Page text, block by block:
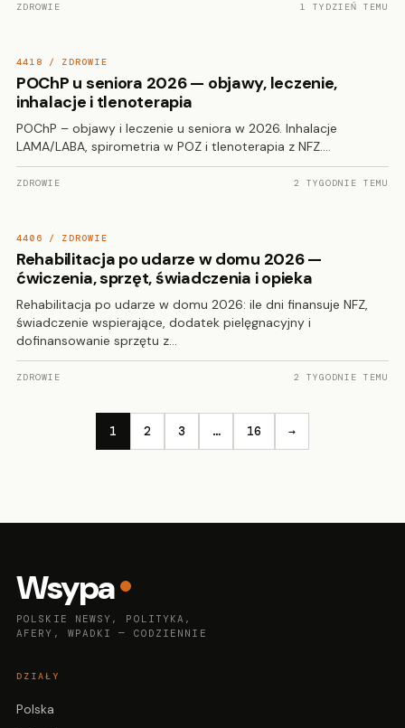
ZDROWIE 1 TYDZIEŃ TEMU
4418 / ZDROWIE
POChP u seniora 2026 — objawy, leczenie,
inhalacje i tlenoterapia
POChP – objawy i leczenie u seniora w 2026. Inhalacje
LAMA/LABA, spirometria w POZ i tlenoterapia z NFZ.…
ZDROWIE 2 TYGODNIE TEMU
4406 / ZDROWIE
Rehabilitacja po udarze w domu 2026 —
ćwiczenia, sprzęt, świadczenia i opieka
Rehabilitacja po udarze w domu 2026: ile dni finansuje NFZ,
świadczenie wspierające, dodatek pielęgnacyjny i
dofinansowanie sprzętu z…
ZDROWIE 2 TYGODNIE TEMU
1 2 3 … 16 →
Wsypa
POLSKIE NEWSY, POLITYKA,
AFERY, WPADKI — CODZIENNIE
DZIAŁY
Polska